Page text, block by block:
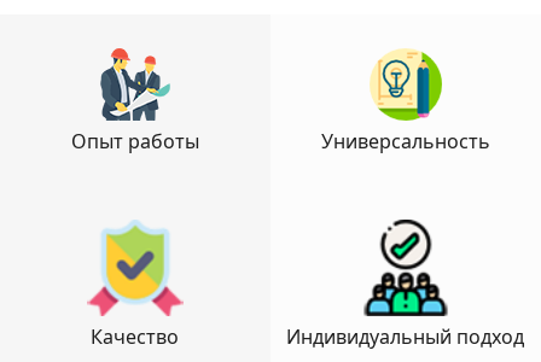
Опыт работы Универсальность
Качество Индивидуальный подход